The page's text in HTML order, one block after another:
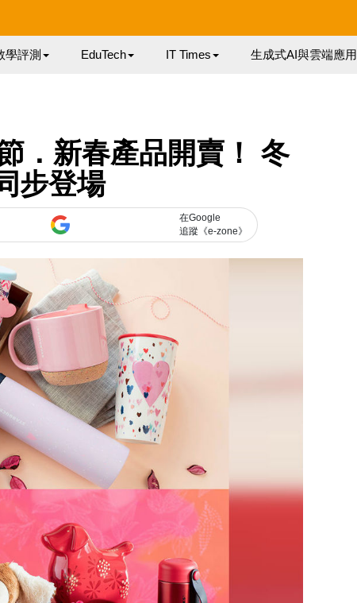
學評測 EduTech IT Times 生成式AI與雲端應用
．新春產品開賣！ 冬
步登場
在Google
追蹤《e-zone》